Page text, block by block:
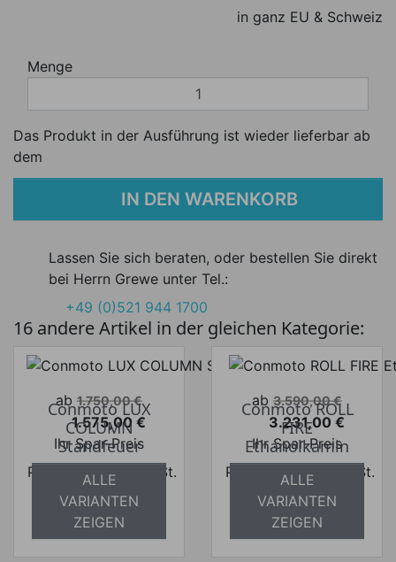
in ganz EU & Schweiz
Menge
Das Produkt in der Ausführung ist wieder lieferbar ab
dem
IN DEN WARENKORB
Lassen Sie sich beraten, oder bestellen Sie direkt
bei Herrn Grewe unter Tel.:
+49 (0)521 944 1700
16 andere Artikel in der gleichen Kategorie:
Verkaufspreis
ab 1.750,00 €
Preis
1.575,00 €
Ihr Spar-Preis
Preise inkl. ges. MwSt.
absolut
versandkostenfrei
Conmoto LUX
COLUMN
Standfeuer
ALLE
VARIANTEN
ZEIGEN
Verkaufspreis
ab 3.590,00 €
Preis
3.231,00 €
Ihr Spar-Preis
Preise inkl. ges. MwSt.
absolut
versandkostenfrei
Conmoto ROLL
FIRE
Ethanolkamin
ALLE
VARIANTEN
ZEIGEN